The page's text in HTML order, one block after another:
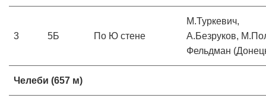
3 5Б По Ю стене
М.Туркевич,
А.Безруков,
Фельдман
Челеби (657 м)